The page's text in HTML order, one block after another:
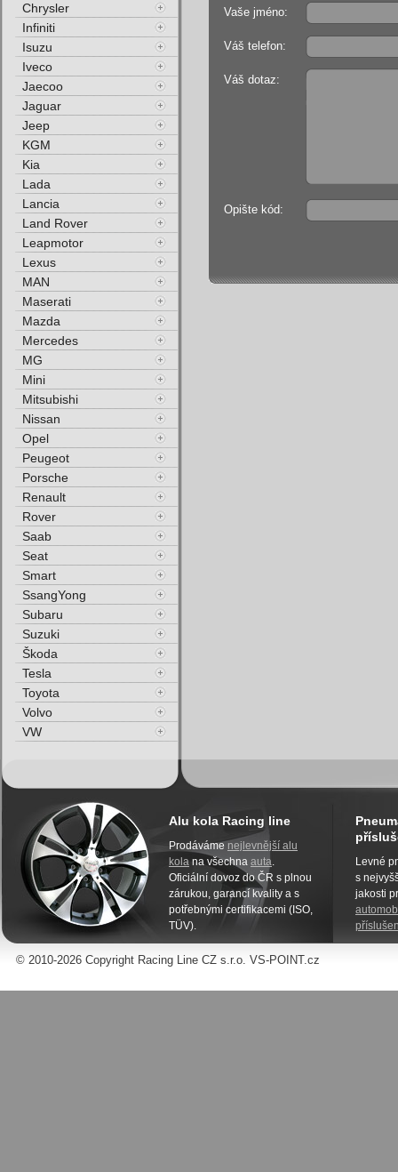
Vaše jméno:
Váš telefon:
Váš dotaz:
Opište kód:
Chrysler
Infiniti
Isuzu
Iveco
Jaecoo
Jaguar
Jeep
KGM
Kia
Lada
Lancia
Land Rover
Leapmotor
Lexus
MAN
Maserati
Mazda
Mercedes
MG
Mini
Mitsubishi
Nissan
Opel
Peugeot
Porsche
Renault
Rover
Saab
Seat
Smart
SsangYong
Subaru
Suzuki
Škoda
Tesla
Toyota
Volvo
VW
Alu kola Racing line
Prodáváme nejlevnější alu
kola na všechna auta.
Oficiální dovoz do ČR s plnou
zárukou, garancí kvality a s
potřebnými certifikacemi (ISO,
TÜV).
Levné
s
jakosti
© 2010-2026 Copyright Racing Line CZ s.r.o. VS-POINT.cz